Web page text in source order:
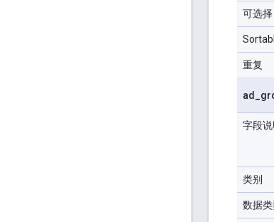
可选择
重复
ad
字段说
类别
数据类